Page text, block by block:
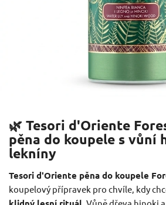
🌿 Tesori d'Oriente
pěna do koupele s vůní
lekníny
Tesori d'Oriente pěna do koupele
koupelový přípravek pro chvíle, kdy